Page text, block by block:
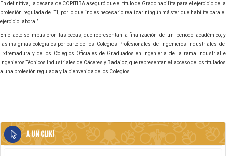
En definitiva, la decana de COPITIBA aseguró que el título de Grado habilita para el ejercicio de la
profesión regulada de ITI, por lo que “no es necesario realizar ningún máster que habilite para el
ejercicio laboral”.
En el acto se impusieron las becas, que representan la finalización de un periodo académico, y
las insignias colegiales por parte de los Colegios Profesionales de Ingenieros Industriales de
Extremadura y de los Colegios Oficiales de Graduados en Ingeniería de la rama Industrial e
Ingenieros Técnicos Industriales de Cáceres y Badajoz, que representan el acceso de los titulados
a una profesión regulada y la bienvenida de los Colegios.
A UN CLIK!